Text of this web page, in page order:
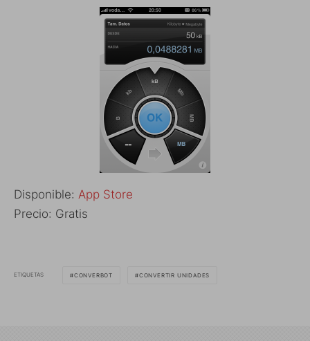
Disponible: App Store
Precio: Gratis
ETIQUETAS CONVERBOT CONVERTIR UNIDADES